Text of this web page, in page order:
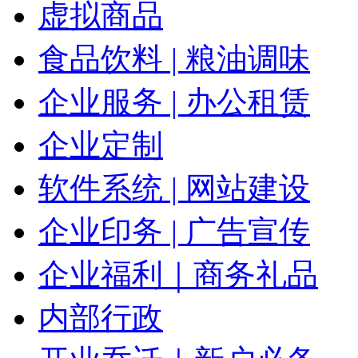
虚拟商品
食品饮料 | 粮油调味
企业服务 | 办公租赁
企业定制
软件系统 | 网站建设
企业印务 | 广告宣传
企业福利｜商务礼品
内部行政